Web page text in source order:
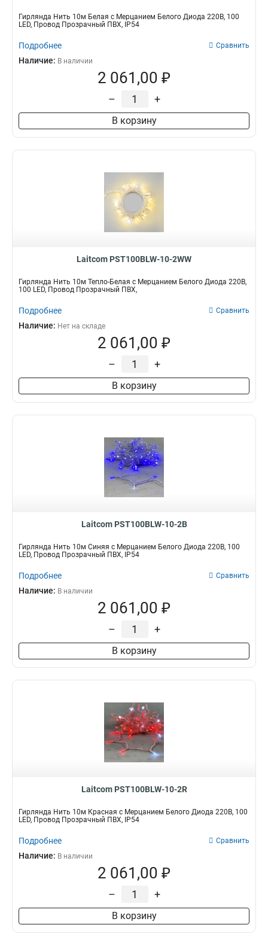
Гирлянда Нить 10м Белая с Мерцанием Белого Диода 220В, 100
LED, Провод Прозрачный ПВХ, IP54
Подробнее Сравнить
Наличие: В наличии
2 061,00 ₽
– +
В корзину
Laitcom PST100BLW-10-2WW
Гирлянда Нить 10м Тепло-Белая с Мерцанием Белого Диода 220В,
100 LED, Провод Прозрачный ПВХ,
Подробнее Сравнить
Наличие: Нет на складе
2 061,00 ₽
– +
В корзину
Laitcom PST100BLW-10-2B
Гирлянда Нить 10м Синяя с Мерцанием Белого Диода 220В, 100
LED, Провод Прозрачный ПВХ, IP54
Подробнее Сравнить
Наличие: В наличии
2 061,00 ₽
– +
В корзину
Laitcom PST100BLW-10-2R
Гирлянда Нить 10м Красная с Мерцанием Белого Диода 220В, 100
LED, Провод Прозрачный ПВХ, IP54
Подробнее Сравнить
Наличие: В наличии
2 061,00 ₽
– +
В корзину